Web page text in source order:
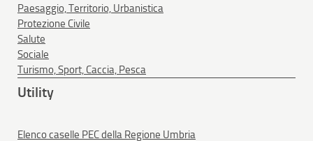
Paesaggio, Territorio, Urbanistica
Protezione Civile
Salute
Sociale
Turismo, Sport, Caccia, Pesca
Utility
Elenco caselle PEC della Regione Umbria